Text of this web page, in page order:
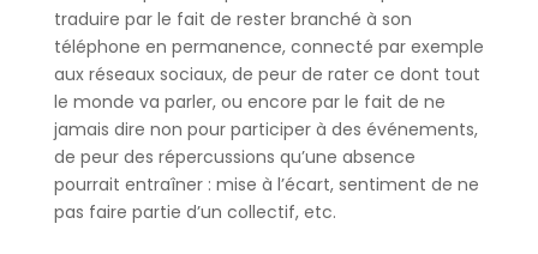
traduire par le fait de rester branché à son
téléphone en permanence, connecté par exemple
aux réseaux sociaux, de peur de rater ce dont tout
le monde va parler, ou encore par le fait de ne
jamais dire non pour participer à des événements,
de peur des répercussions qu’une absence
pourrait entraîner : mise à l’écart, sentiment de ne
pas faire partie d’un collectif, etc.